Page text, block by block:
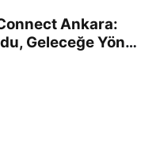
Ankara:
Geleceğe Yön